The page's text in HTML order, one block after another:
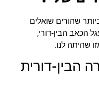
שהורים שואלים
הכאב הבין-דורי,
שהיתה לנו.
הבין-דורית